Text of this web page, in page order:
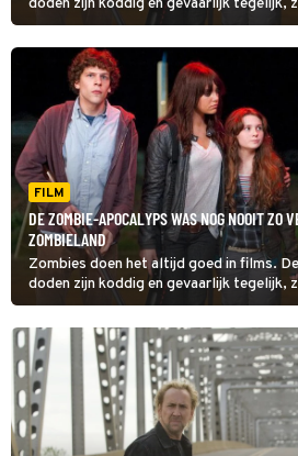
doden zijn koddig en gevaarlijk tegelijk,
Zombieland.
FILM
DE ZOMBIE-APOCALYPS WAS NOG NOOIT ZO
ZOMBIELAND
Zombies doen het altijd goed in films.
doden zijn koddig en gevaarlijk tegelijk,
Zombieland.